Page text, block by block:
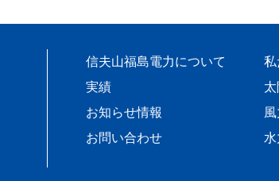
信夫山福島電力について
実績
お知らせ情報
お問い合わせ
私